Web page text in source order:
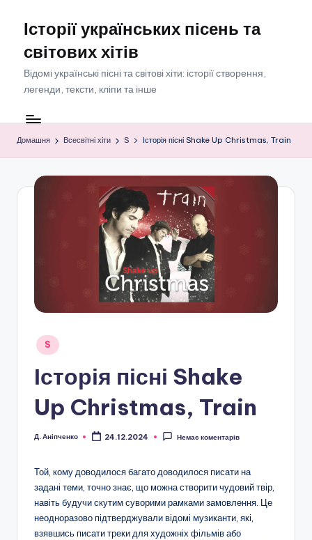
Перейти
вмісту
Історії українських пісень та
світових хітів
Відомі українські пісні та світові хіти: історії створення,
легенди, тексти, кліпи та інше
Домашня Всесвітні хіти S Історія пісні Shake Up Christmas, Train
Опубліковано
S
Історія пісні Shake
Up Christmas, Train
Опубліковано
Д. Аніпченко 24.12.2024 Немає коментарів
Той, кому доводилося багато доводилося писати на
задані теми, точно знає, що можна створити чудовий твір,
навіть будучи скутим суворими рамками замовлення. Це
неодноразово підтверджували відомі музиканти, які,
взявшись писати треки для художніх фільмів або